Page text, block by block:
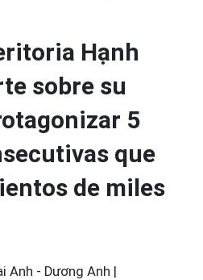
Hạnh
sobre su
5
que
de miles
Anh - Dương Anh |